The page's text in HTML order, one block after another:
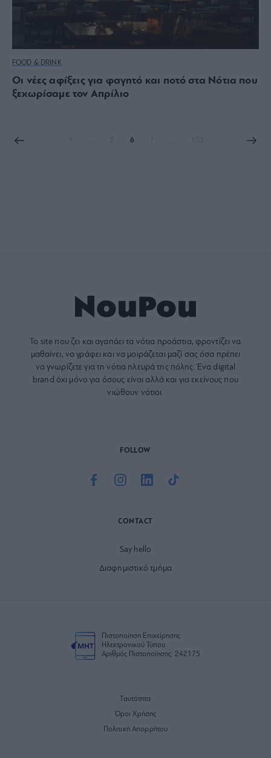
FOOD & DRINK
Οι νέες αφίξεις για φαγητό και ποτό στα Νότια που
ξεχωρίσαμε τον Απρίλιο
6
Το site που ζει και αγαπάει τα νότια προάστια, φροντίζει να
μαθαίνει, να γράφει και να μοιράζεται μαζί σας όσα πρέπει
να γνωρίζετε για τη νότια πλευρά της πόλης. Ένα digital
brand όχι μόνο για όσους είναι αλλά και για εκείνους που
νιώθουν νότιοι.
FOLLOW
CONTACT
Say hello
Διαφημιστικό τμήμα
Πιστοποίηση Επιχείρησης
Ηλεκτρονικού Τύπου
Αριθμός Πιστοποίησης: 242175
Ταυτότητα
Όροι Χρήσης
Πολιτική Απορρήτου